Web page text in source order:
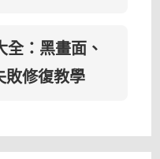
全：黑畫面、
敗修復教學